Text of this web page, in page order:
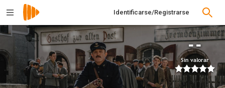
Identificarse/Registrarse
--
Sin valorar